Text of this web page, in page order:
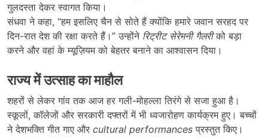
गुलदस्ता देकर स्वागत किया।
संधवा ने कहा, “हम इसलिए चैन से सोते हैं क्योंकि हमारे जवान सरहद पर
दिन-रात देश की रक्षा करते हैं।” उन्होंने रिट्रीट सेरेमनी गैलरीको बड़ा
करने और वहां के म्यूज़ियम को बेहतर बनाने का आश्वासन दिया।
राज्य में उत्साह का माहौल
शहरों से लेकर गांव तक आज हर गली-मोहल्ला तिरंगे से सजा हुआ है।
स्कूलों, कॉलेजों और सरकारी दफ्तरों में भी ध्वजारोहण कार्यक्रम हुए। बच्चों
ने देशभक्ति गीत गाए और cultural performances प्रस्तुत किए।